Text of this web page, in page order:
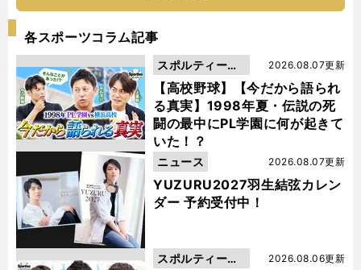
各スポーツコラム記事
【高校野球】【今だから語られ
る真実】1998年夏・伝説の死
闘の最中にPL学園に何が起きて
いた！？
2026.08.07更新
スポルティーバ
動画
YUZURU2027羽生結弦カレン
ダー 予約受付中！
2026.08.07更新
ニュース
2026.08.06更新
スポルティーバ